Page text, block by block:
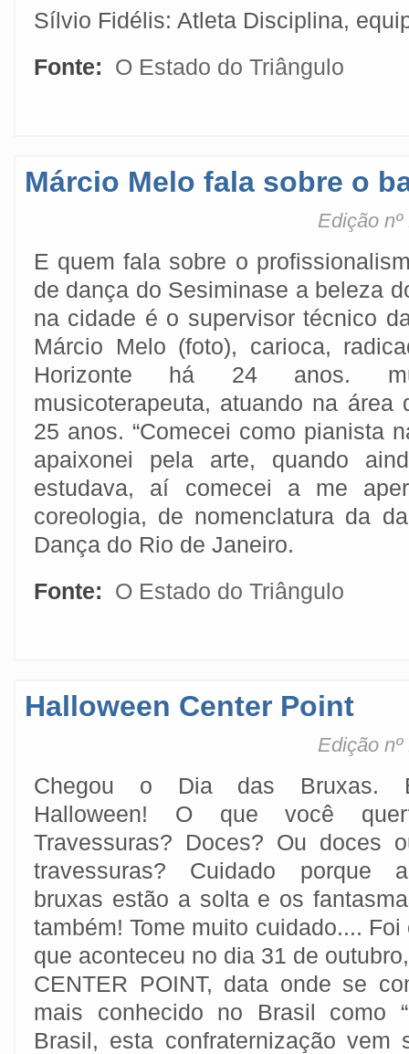
Sílvio Fidélis: Atleta Disciplina,
Fonte:
O Estado do Triângulo
Márcio Melo fala sobre o
Edição
E quem fala sobre o
de dança do Sesiminase a beleza
na cidade é o supervisor técnico
Márcio Melo (foto), carioca,
Horizonte há 24 anos.
musicoterapeuta, atuando na área
25 anos. “Comecei como pianista
apaixonei pela arte, quando
estudava, aí comecei a me
coreologia, de nomenclatura da
Dança do Rio de Janeiro.
Fonte:
O Estado do Triângulo
Halloween Center Point
Edição
Chegou o Dia das Bruxas.
Halloween! O que você
Travessuras? Doces? Ou doces
travessuras? Cuidado porque
bruxas estão a solta e os
também! Tome muito cuidado.... Foi
que aconteceu no dia 31 de
CENTER POINT, data onde se
mais conhecido no Brasil como
Brasil, esta confraternização vem